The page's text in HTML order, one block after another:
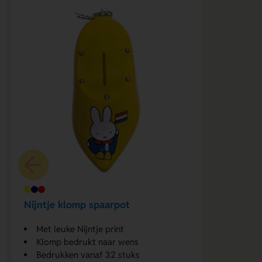
Nijntje klomp spaarpot
Met leuke Nijntje print
Klomp bedrukt naar wens
Bedrukken vanaf 32 stuks